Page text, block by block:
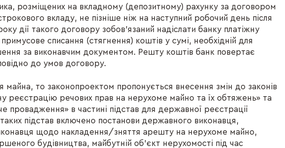
розміщених на вкладному (депозитному) рахунку за договором
вкладу, не пізніше ніж на наступний робочий день після
дії такого договору зобов’язаний надіслати банку платіжну
списання (стягнення) коштів у сумі, необхідній для
за виконавчим документом. Решту коштів банк повертає
до умов договору.
майна, то законопроектом пропонується внесення змін до законів
реєстрацію речових прав на нерухоме майно та їх обтяжень» та
провадження» в частині підстав для державної реєстрації
підстав включено постанови державного виконавця,
щодо накладення/зняття арешту на нерухоме майно,
будівництва, майбутній об’єкт нерухомості під час